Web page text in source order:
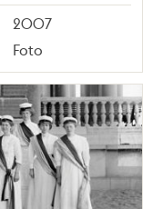
2007
Foto